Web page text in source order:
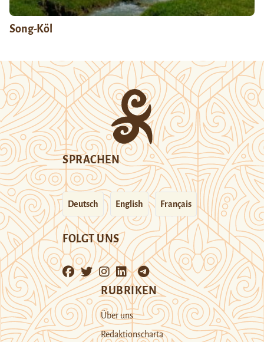
Song-Köl
SPRACHEN
Deutsch English Français
FOLGT UNS
RUBRIKEN
Über uns
Redaktionscharta